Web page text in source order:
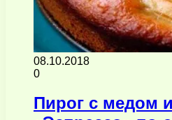
08.10.2018
0
Пирог с медом